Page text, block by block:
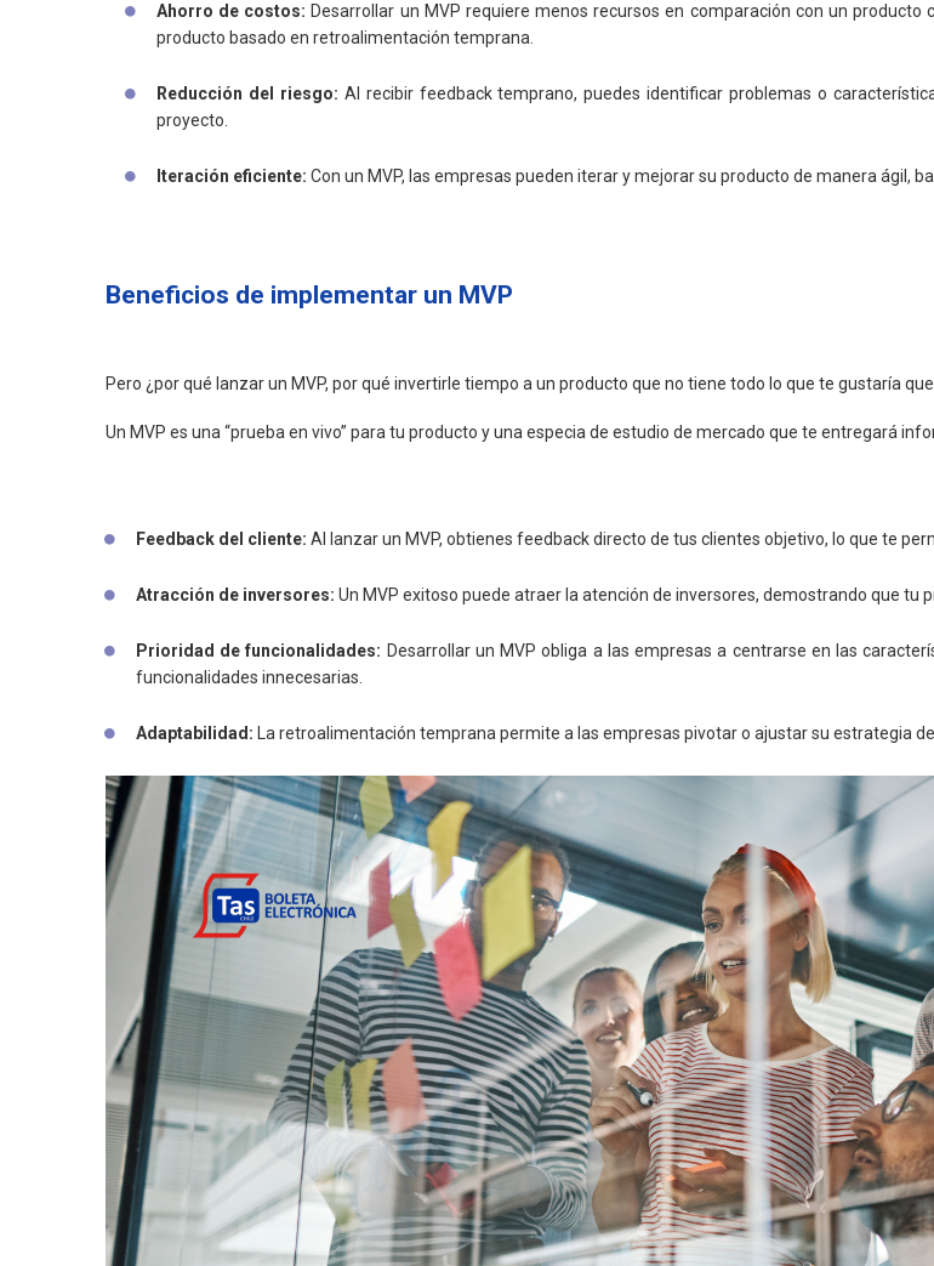
Ahorro de costos: Desarrollar un MVP requiere menos recursos en comparación con un
producto basado en retroalimentación temprana.
Reducción del riesgo: Al recibir feedback temprano, puedes identificar problemas o
proyecto.
Iteración eficiente: Con un MVP, las empresas pueden iterar y mejorar su producto de manera ágil,
Beneficios de implementar un MVP
Pero ¿por qué lanzar un MVP, por qué invertirle tiempo a un producto que no tiene todo lo que te gustaría
Un MVP es una “prueba en vivo” para tu producto y una especia de estudio de mercado que te entregará
Feedback del cliente: Al lanzar un MVP, obtienes feedback directo de tus clientes objetivo, lo que te
Atracción de inversores: Un MVP exitoso puede atraer la atención de inversores, demostrando que tu
Prioridad de funcionalidades: Desarrollar un MVP obliga a las empresas a centrarse en las
funcionalidades innecesarias.
Adaptabilidad: La retroalimentación temprana permite a las empresas pivotar o ajustar su estrategia